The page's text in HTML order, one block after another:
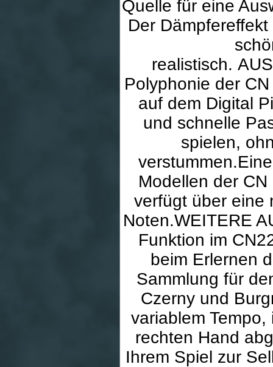
Quelle für eine
Der
realistisch.
Polyphonie der
auf dem Digital
und schnelle
spielen,
Modellen der
verfügt über eine
Noten.WEITERE
Funktion im
beim Erlernen
Sammlung für
Czerny und
variablem
rechten Hand
Ihrem Spiel zur